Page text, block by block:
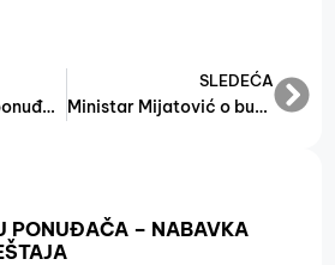
Odabir o izboru ponuđača- kancelarijski materijal
SLEDEĆA
Ministar Mijatović o budžetu FBiH- Neznanje nije opravdanje
PONUĐAČA – NABAVKA